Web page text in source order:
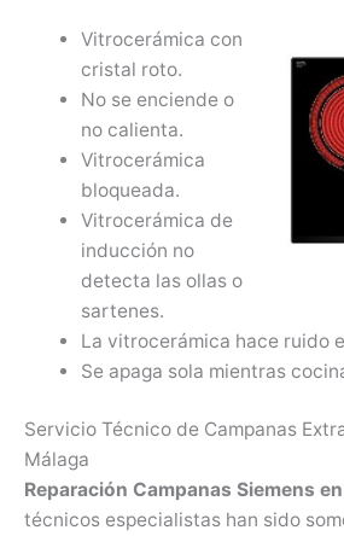
Vitrocerámica con
cristal roto.
No se enciende o
no calienta.
Vitrocerámica
bloqueada.
Vitrocerámica de
inducción no
detecta las ollas o
sartenes.
La vitrocerámica hace ruido
Se apaga sola mientras
Servicio Técnico de Campanas
Málaga
Reparación Campanas Siemens
técnicos especialistas han sido